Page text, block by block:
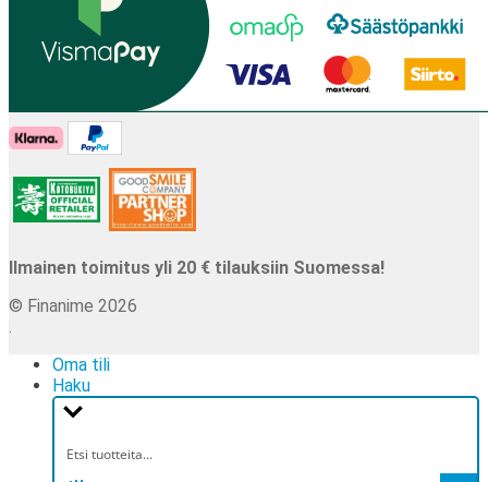
Ilmainen toimitus yli 20 € tilauksiin Suomessa!
© Finanime 2026
Oma tili
Haku